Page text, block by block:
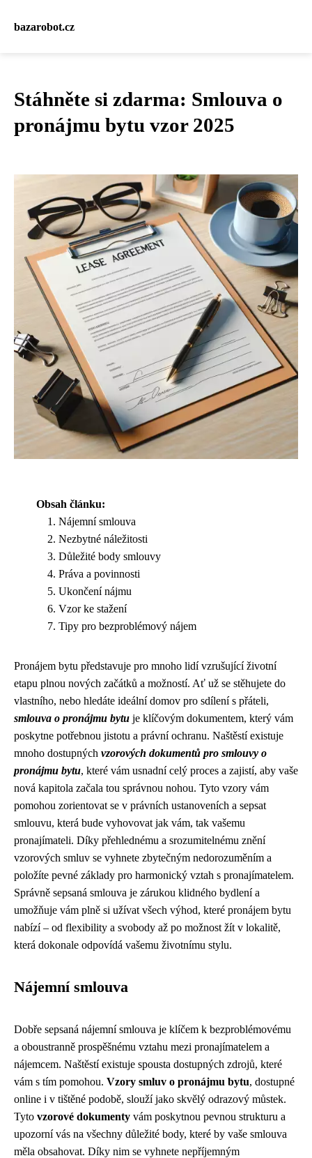
bazarobot.cz
Stáhněte si zdarma: Smlouva o
pronájmu bytu vzor 2025
Obsah článku:
Nájemní smlouva
Nezbytné náležitosti
Důležité body smlouvy
Práva a povinnosti
Ukončení nájmu
Vzor ke stažení
Tipy pro bezproblémový nájem
Pronájem bytu představuje pro mnoho lidí vzrušující životní
etapu plnou nových začátků a možností. Ať už se stěhujete do
vlastního, nebo hledáte ideální domov pro sdílení s přáteli,
smlouva o pronájmu bytu je klíčovým dokumentem, který vám
poskytne potřebnou jistotu a právní ochranu. Naštěstí existuje
mnoho dostupných vzorových dokumentů pro smlouvy o
pronájmu bytu, které vám usnadní celý proces a zajistí, aby vaše
nová kapitola začala tou správnou nohou. Tyto vzory vám
pomohou zorientovat se v právních ustanoveních a sepsat
smlouvu, která bude vyhovovat jak vám, tak vašemu
pronajímateli. Díky přehlednému a srozumitelnému znění
vzorových smluv se vyhnete zbytečným nedorozuměním a
položíte pevné základy pro harmonický vztah s pronajímatelem.
Správně sepsaná smlouva je zárukou klidného bydlení a
umožňuje vám plně si užívat všech výhod, které pronájem bytu
nabízí – od flexibility a svobody až po možnost žít v lokalitě,
která dokonale odpovídá vašemu životnímu stylu.
Nájemní smlouva
Dobře sepsaná nájemní smlouva je klíčem k bezproblémovému
a oboustranně prospěšnému vztahu mezi pronajímatelem a
nájemcem. Naštěstí existuje spousta dostupných zdrojů, které
vám s tím pomohou. Vzory smluv o pronájmu bytu, dostupné
online i v tištěné podobě, slouží jako skvělý odrazový můstek.
Tyto vzorové dokumenty vám poskytnou pevnou strukturu a
upozorní vás na všechny důležité body, které by vaše smlouva
měla obsahovat. Díky nim se vyhnete nepříjemným